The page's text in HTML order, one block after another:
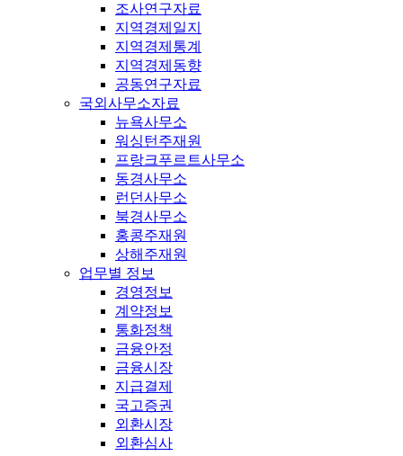
조사연구자료
지역경제일지
지역경제통계
지역경제동향
공동연구자료
국외사무소자료
뉴욕사무소
워싱턴주재원
프랑크푸르트사무소
동경사무소
런던사무소
북경사무소
홍콩주재원
상해주재원
업무별 정보
경영정보
계약정보
통화정책
금융안정
금융시장
지급결제
국고증권
외환시장
외환심사